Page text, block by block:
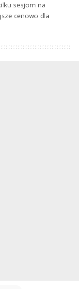
sesjom na
cenowo dla